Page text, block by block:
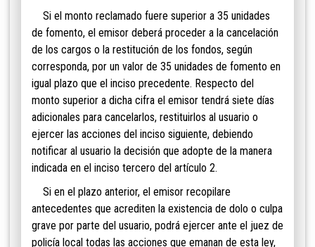
Si el monto reclamado fuere superior a 35 unidades
de fomento, el emisor deberá proceder a la cancelación
de los cargos o la restitución de los fondos, según
corresponda, por un valor de 35 unidades de fomento en
igual plazo que el inciso precedente. Respecto del
monto superior a dicha cifra el emisor tendrá siete días
adicionales para cancelarlos, restituirlos al usuario o
ejercer las acciones del inciso siguiente, debiendo
notificar al usuario la decisión que adopte de la manera
indicada en el inciso tercero del artículo 2.
Si en el plazo anterior, el emisor recopilare
antecedentes que acrediten la existencia de dolo o culpa
grave por parte del usuario, podrá ejercer ante el juez de
policía local todas las acciones que emanan de esta ley,